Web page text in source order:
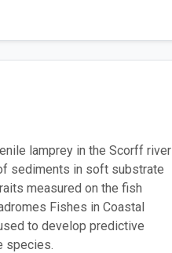
lamprey in the Scorff river
sediments in soft substrate
measured on the fish
Fishes in Coastal
to develop predictive
species.